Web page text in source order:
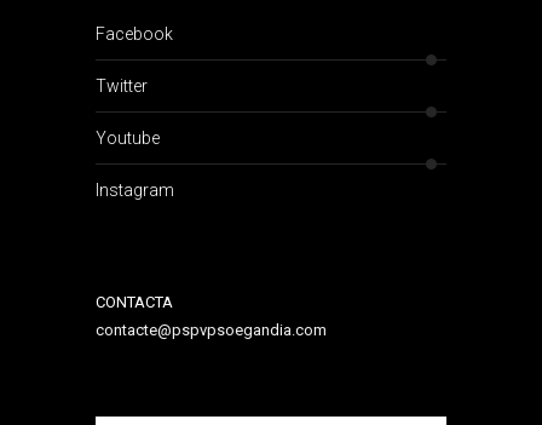
Facebook
Twitter
Youtube
Instagram
CONTACTA
contacte@pspvpsoegandia.com